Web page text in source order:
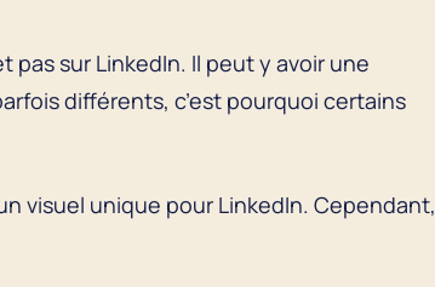
pas sur LinkedIn. Il peut y avoir une
différents, c’est pourquoi certains
visuel unique pour LinkedIn. Cependant,